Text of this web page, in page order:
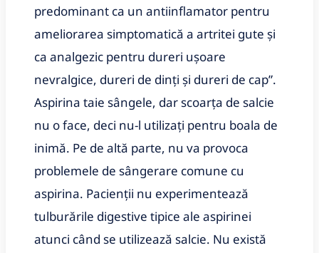
predominant ca un antiinflamator pentru
ameliorarea simptomatică a artritei gute și
ca analgezic pentru dureri ușoare
nevralgice, dureri de dinți și dureri de cap”.
Aspirina taie sângele, dar scoarța de salcie
nu o face, deci nu-l utilizați pentru boala de
inimă. Pe de altă parte, nu va provoca
problemele de sângerare comune cu
aspirina. Pacienții nu experimentează
tulburările digestive tipice ale aspirinei
atunci când se utilizează salcie. Nu există